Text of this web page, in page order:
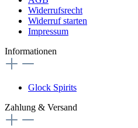
Widerrufsrecht
Widerruf starten
Impressum
Informationen
Glock Spirits
Zahlung & Versand